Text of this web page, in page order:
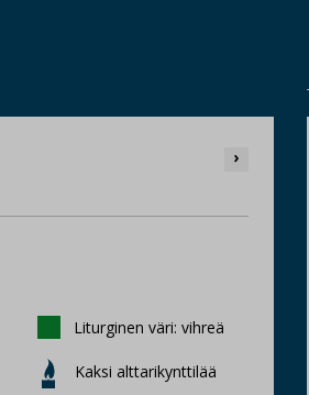
›
Liturginen väri: vihreä
Kaksi alttarikynttilää